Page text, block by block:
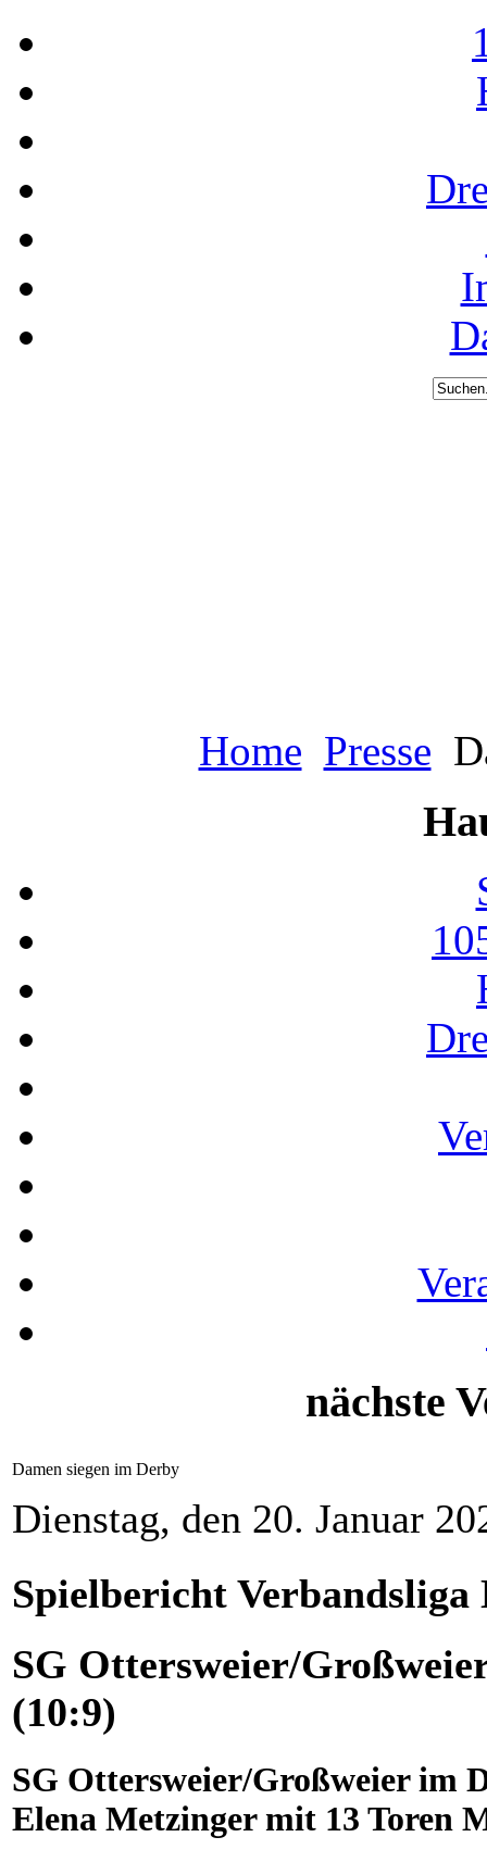
Home Presse
nächste
Damen siegen im Derby
Dienstag, den 20. Januar
Spielbericht Verbandsliga
SG Ottersweier/
(10:9)
SG Ottersweier/Großweier im
Elena Metzinger mit 13 Toren